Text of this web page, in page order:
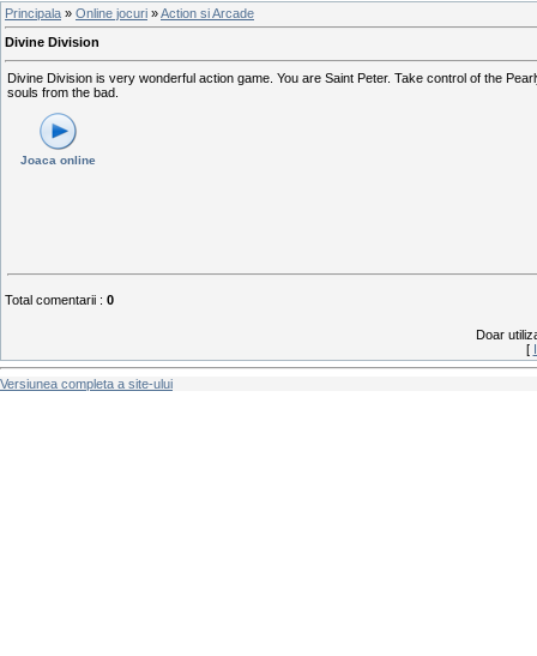
Principala » Online jocuri »Action si Arcade
Divine Division
Divine Division is very wonderful action game. You are Saint Peter. Take control of the
souls from the bad.
Joaca online
Total comentarii : 0
Doar
[
Versiunea completa a site-ului